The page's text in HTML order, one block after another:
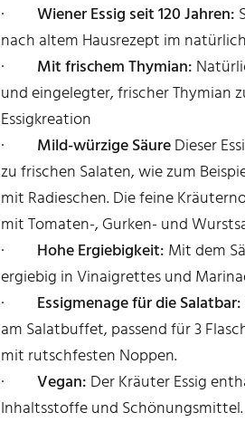
· Wiener Essig seit 120 Jahren:
nach altem Hausrezept im
· Mit frischem Thymian:
und eingelegter, frischer Thymian
Essigkreation
· Mild-würzige SäureDieser
zu frischen Salaten, wie zum
mit Radieschen. Die feine
mit Tomaten-, Gurken- und
· Hohe Ergiebigkeit: Mit dem
ergiebig in Vinaigrettes und
· Essigmenage für die Salatbar:
am Salatbuffet, passend für 3
mit rutschfesten Noppen.
· Vegan: Der Kräuter Essig
Inhaltsstoffe und Schönungsmittel.